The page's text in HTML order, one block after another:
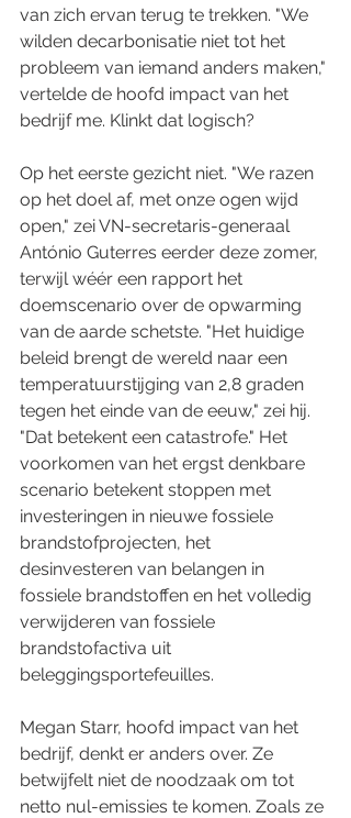
van zich ervan terug te trekken. "We
wilden decarbonisatie niet tot het
probleem van iemand anders maken,"
vertelde de hoofd impact van het
bedrijf me. Klinkt dat logisch?
Op het eerste gezicht niet. "We razen
op het doel af, met onze ogen wijd
open," zei VN-secretaris-generaal
António Guterres eerder deze zomer,
terwijl wéér een rapport het
doemscenario over de opwarming
van de aarde schetste. "Het huidige
beleid brengt de wereld naar een
temperatuurstijging van 2,8 graden
tegen het einde van de eeuw," zei hij.
"Dat betekent een catastrofe." Het
voorkomen van het ergst denkbare
scenario betekent stoppen met
investeringen in nieuwe fossiele
brandstofprojecten, het
desinvesteren van belangen in
fossiele brandstoffen en het volledig
verwijderen van fossiele
brandstofactiva uit
beleggingsportefeuilles.
Megan Starr, hoofd impact van het
bedrijf, denkt er anders over. Ze
betwijfelt niet de noodzaak om tot
netto nul-emissies te komen. Zoals ze